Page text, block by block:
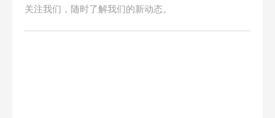
关注我们，随时了解我们的新动态。